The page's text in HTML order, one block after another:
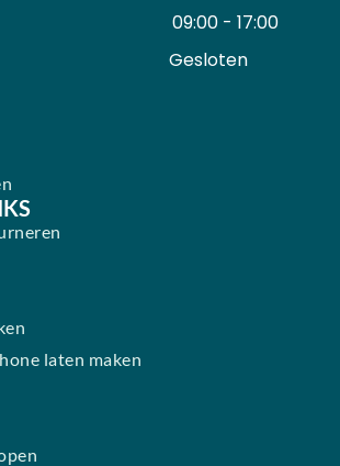
09:00 - 17:00
Gesloten ​ ​ ​ ​ ​ ​ ​
laten maken